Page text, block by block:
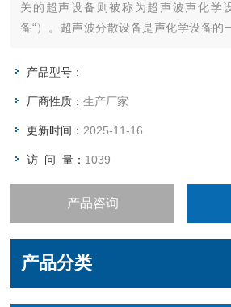
关的超声设备则被称为超声波声化学
备“）。超声波分散设备是声化学设备的
产品型号：
厂商性质：生产厂家
更新时间： 2025-11-16
访 问 量： 1039
产品咨询
产品分类